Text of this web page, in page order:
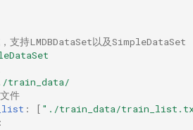
支持LMDBDataSet以及SimpleDataSet
train_data/
件
: [ "./train_data/
: